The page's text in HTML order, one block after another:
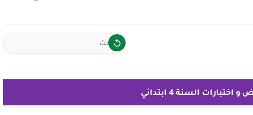
اختبارات السنة 4 ابتدائي